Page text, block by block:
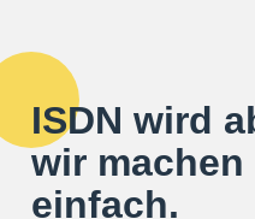
ISDN wird
wir machen
einfach.